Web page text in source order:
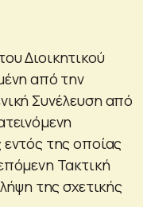
Διοικητικού
από την
Συνέλευση από
της οποίας
Τακτική
της σχετικής